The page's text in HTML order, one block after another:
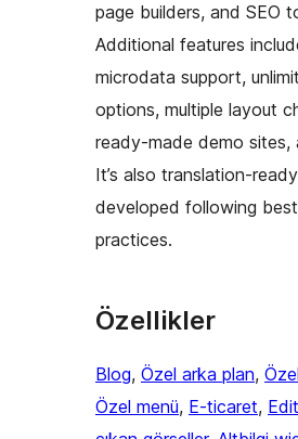
page builders, and SEO
Additional features
microdata support,
options, multiple layout
ready-made demo sites,
It’s also translation-
developed following
practices.
Özellikler
Blog, Özel arka plan,
Özel menü, E-ticaret,